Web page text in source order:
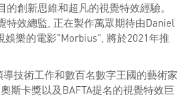
的創新思維和超凡的視覺特效經驗。
特效總監, 正在製作萬眾期待由Daniel
樂的電影"Morbius", 將於2021年推
技術工作和數百名數字王國的藝術家
斯卡獎以及BAFTA提名的視覺特效巨